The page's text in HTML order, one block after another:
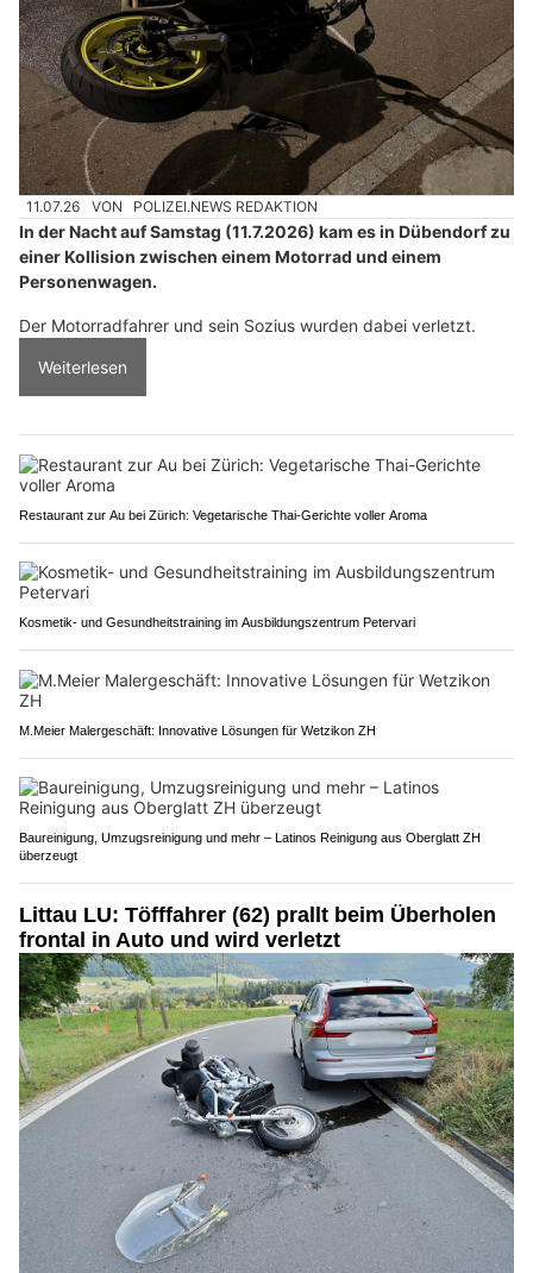
11.07.26 VON POLIZEI.NEWS REDAKTION
In der Nacht auf Samstag (11.7.2026) kam es in Dübendorf zu
einer Kollision zwischen einem Motorrad und einem
Personenwagen.
Der Motorradfahrer und sein Sozius wurden dabei verletzt.
Weiterlesen
Restaurant zur Au bei Zürich: Vegetarische Thai-Gerichte voller Aroma
Kosmetik- und Gesundheitstraining im Ausbildungszentrum Petervari
M.Meier Malergeschäft: Innovative Lösungen für Wetzikon ZH
Baureinigung, Umzugsreinigung und mehr – Latinos Reinigung aus Oberglatt ZH
überzeugt
Littau LU: Töfffahrer (62) prallt beim Überholen
frontal in Auto und wird verletzt